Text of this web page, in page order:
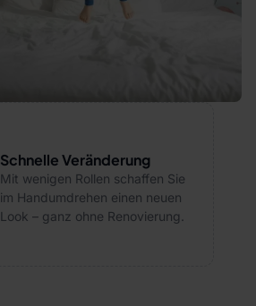
Schnelle Veränderung
Mit wenigen Rollen schaffen Sie
im Handumdrehen einen neuen
Look – ganz ohne Renovierung.